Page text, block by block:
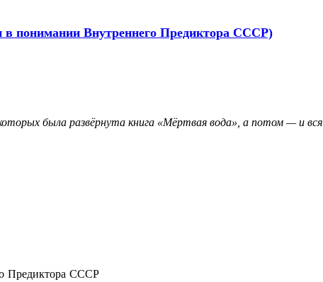
в понимании Внутреннего Предиктора СССР)
была развёрнута книга «Мёртвая вода», а потом — и вся
Предиктора СССР